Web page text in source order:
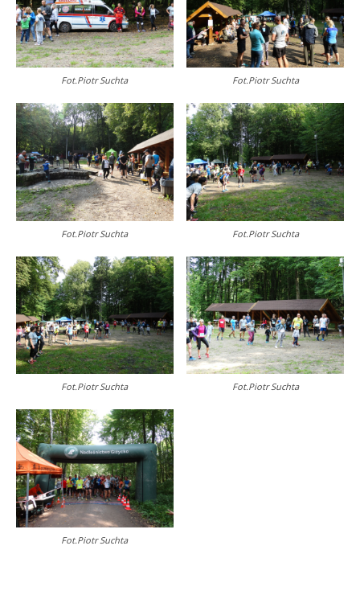
Fot.Piotr Suchta Fot.Piotr Suchta
Fot.Piotr Suchta Fot.Piotr Suchta
Fot.Piotr Suchta Fot.Piotr Suchta
Fot.Piotr Suchta